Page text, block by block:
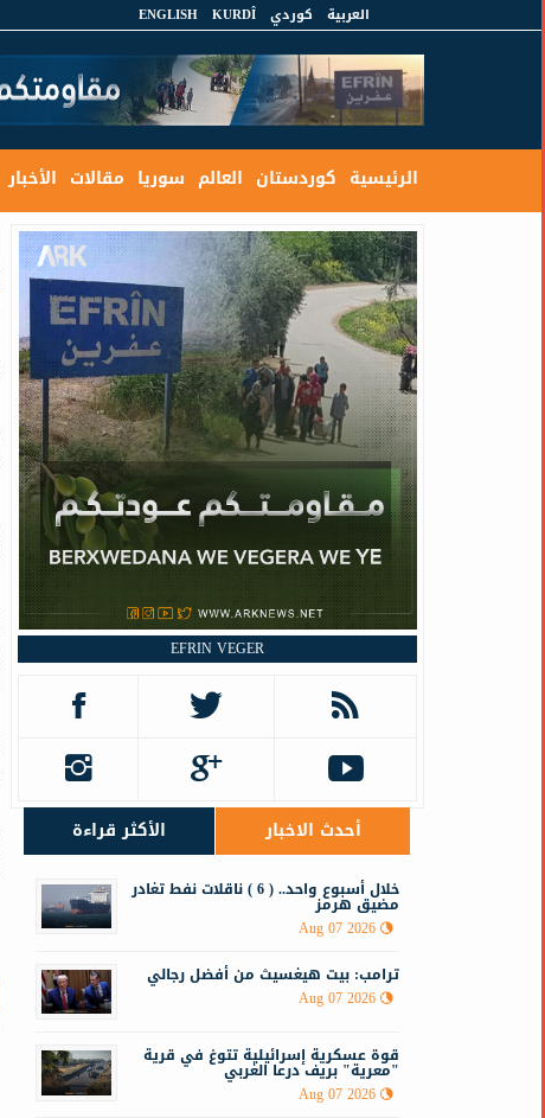
العربية كوردي KURDÎ
ENGLISH
الرئيسية كوردستان العالم سوريا مقالات الأخبار
EFRIN VEGER
أحدث الاخبار الأكثر قراءة
خلال أسبوع واحد.. ( 6 ) ناقلات نفط تغادر
مضيق هرمز
Aug 07 2026
ترامب: بيت هيغسيث من أفضل رجالي
Aug 07 2026
قوة عسكرية إسرائيلية تتوغ في قرية
"معرية" بريف درعا الغربي
Aug 07 2026